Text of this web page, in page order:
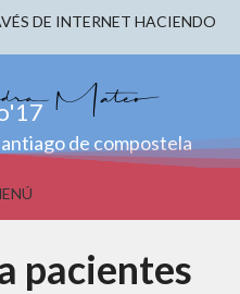
DE INTERNET HACIENDO
de compostela
pacientes